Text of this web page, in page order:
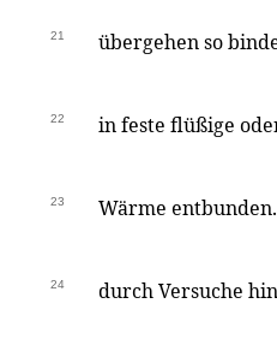
21 übergehen so
22 in feste flüßige
23 Wärme
24 durch Versuche